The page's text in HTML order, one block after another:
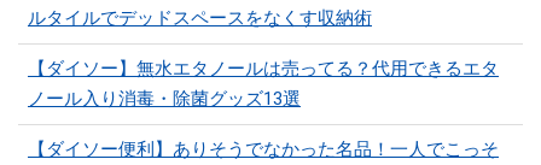
ルタイルでデッドスペースをなくす収納術
【ダイソー】無水エタノールは売ってる？代用できるエタ
ノール入り消毒・除菌グッズ13選
【ダイソー便利】ありそうでなかった名品！一人でこっそ